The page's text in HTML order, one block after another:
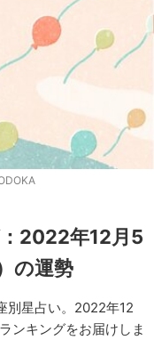
2022年12月5
の運勢
別星占い。2022年12
ンキングをお届けしま